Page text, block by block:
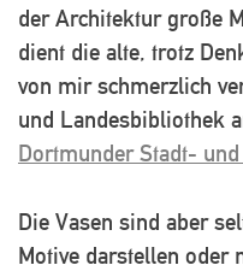
der Architektur große
dient die alte, trotz
von mir schmerzlich
und Landesbibliothek
Dortmunder Stadt-
Die Vasen sind aber
Motive darstellen oder